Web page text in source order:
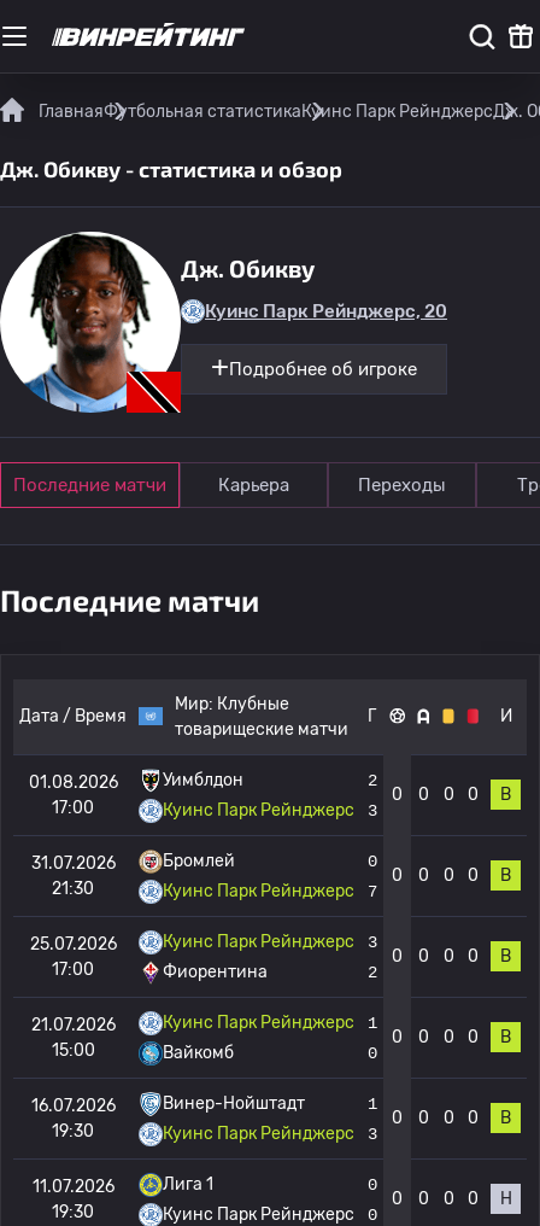
ГлавнаяФутбольная статистикаКуинс Парк РейнджерсДж.
Дж. Обикву - статистика и обзор
Дж. Обикву
Куинс Парк Рейнджерс, 20
Подробнее об игроке
Последние матчи Карьера Переходы
Последние матчи
Дата / Время
Мир: Клубные
товарищеские матчи
Г И
01.08.2026
17:00
Уимблдон
Куинс Парк Рейнджерс
2
3
0 0 0 0 В
31.07.2026
21:30
Бромлей
Куинс Парк Рейнджерс
0
7
0 0 0 0 В
25.07.2026
17:00
Куинс Парк Рейнджерс
Фиорентина
3
2
0 0 0 0 В
21.07.2026
15:00
Куинс Парк Рейнджерс
Вайкомб
1
0
0 0 0 0 В
16.07.2026
19:30
Винер-Нойштадт
Куинс Парк Рейнджерс
1
3
0 0 0 0 В
11.07.2026
19:30
Лига 1
Куинс Парк Рейнджерс
0
0
0 0 0 0 Н